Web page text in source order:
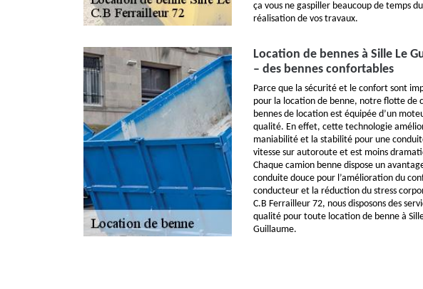
ça vous ne gaspiller beaucoup de temps
réalisation de vos travaux.
Location de bennes à Sille Le
– des bennes confortables
Parce que la sécurité et le confort sont
pour la location de benne, notre flotte de
bennes de location est équipée d’un
qualité. En effet, cette technologie
maniabilité et la stabilité pour une
vitesse sur autoroute et est moins
Chaque camion benne dispose un
conduite douce pour l’amélioration du
conducteur et la réduction du stress
C.B Ferrailleur 72, nous disposons des
qualité pour toute location de benne à
Guillaume.